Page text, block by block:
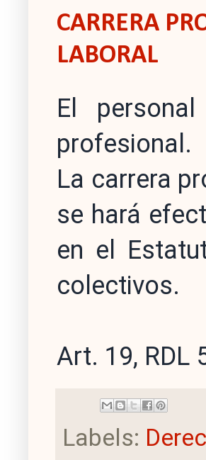
CARRERA
LABORAL
El
profesional.
La carrera
se hará
en el
colectivos.
Art. 19, RDL
Labels: